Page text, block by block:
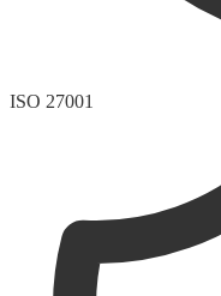
ISO 27001